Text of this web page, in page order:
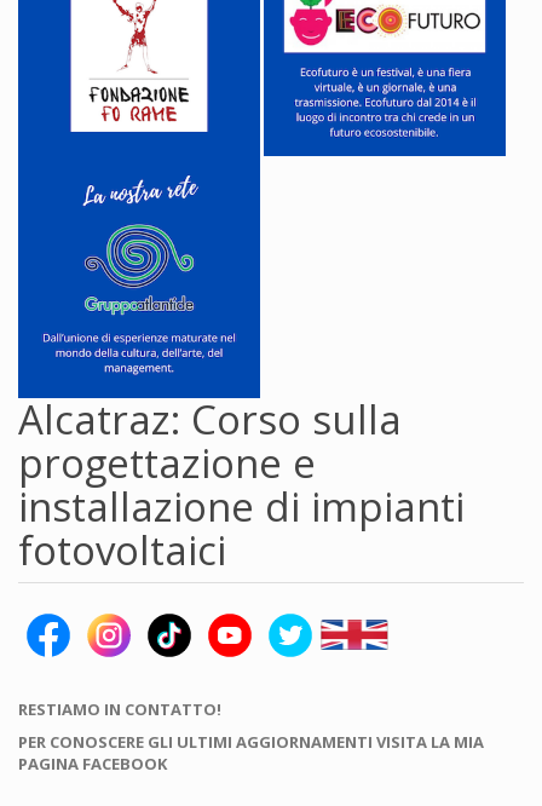
Alcatraz: Corso sulla
progettazione e
installazione di impianti
fotovoltaici
RESTIAMO IN CONTATTO!
PER CONOSCERE GLI ULTIMI AGGIORNAMENTI VISITA LA MIA
PAGINA FACEBOOK